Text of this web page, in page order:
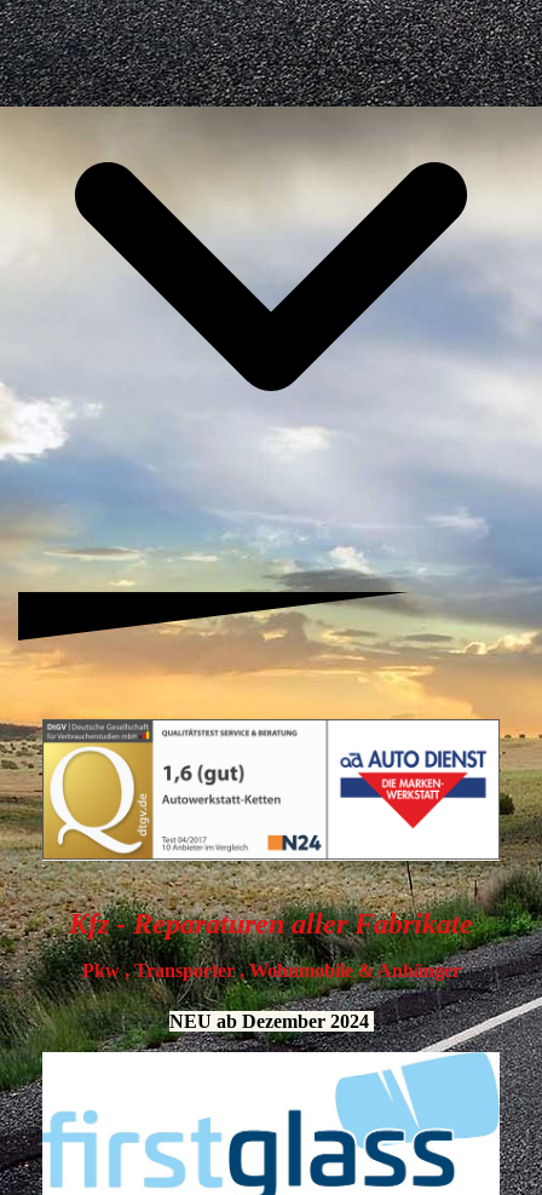
Kfz - Reparaturen aller Fabrikate
Pkw , Transporter , Wohnmobile & Anhänger
NEU ab Dezember 2024